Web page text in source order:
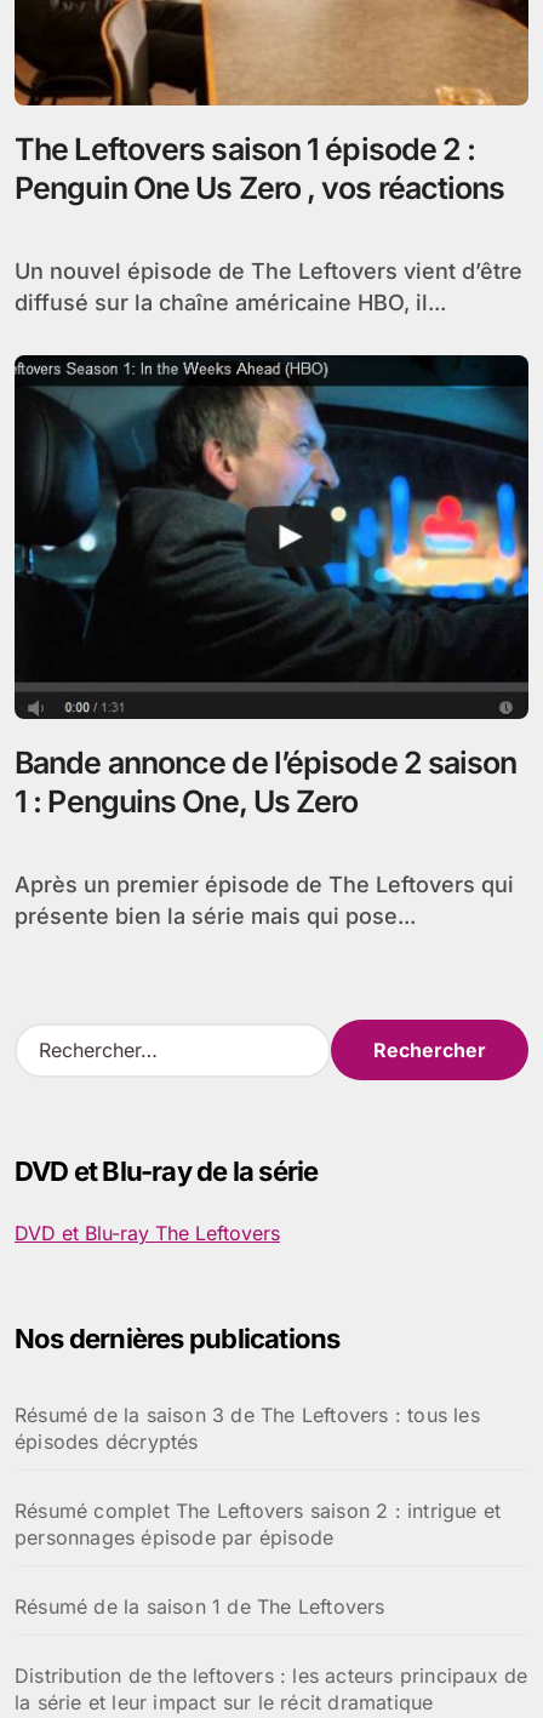
The Leftovers saison 1 épisode 2 :
Penguin One Us Zero , vos réactions
Un nouvel épisode de The Leftovers vient d’être
diffusé sur la chaîne américaine HBO, il...
Bande annonce de l’épisode 2 saison
1 : Penguins One, Us Zero
Après un premier épisode de The Leftovers qui
présente bien la série mais qui pose...
R
e
r
h
e
:
DVD et Blu-ray de la série
DVD et Blu-ray The Leftovers
Nos dernières publications
Résumé de la saison 3 de The Leftovers : tous les
épisodes décryptés
Résumé complet The Leftovers saison 2 : intrigue et
personnages épisode par épisode
Résumé de la saison 1 de The Leftovers
Distribution de the leftovers : les acteurs principaux de
la série et leur impact sur le récit dramatique